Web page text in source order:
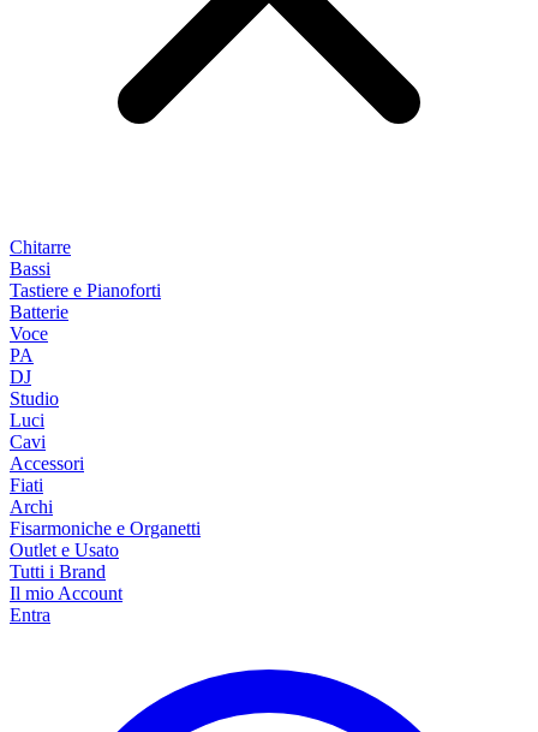
Chitarre
Bassi
Tastiere e Pianoforti
Batterie
Voce
PA
DJ
Studio
Luci
Cavi
Accessori
Fiati
Archi
Fisarmoniche e Organetti
Outlet e Usato
Tutti i Brand
Il mio Account
Entra